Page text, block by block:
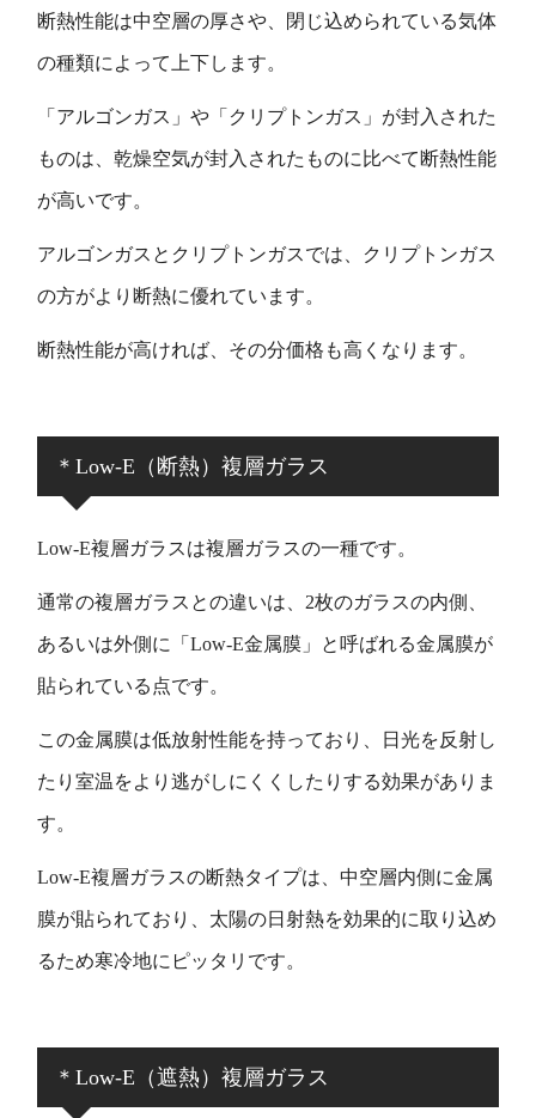
断熱性能は中空層の厚さや、閉じ込められている気体
の種類によって上下します。
「アルゴンガス」や「クリプトンガス」が封入された
ものは、乾燥空気が封入されたものに比べて断熱性能
が高いです。
アルゴンガスとクリプトンガスでは、クリプトンガス
の方がより断熱に優れています。
断熱性能が高ければ、その分価格も高くなります。
＊Low-E（断熱）複層ガラス
Low-E複層ガラスは複層ガラスの一種です。
通常の複層ガラスとの違いは、2枚のガラスの内側、
あるいは外側に「Low-E金属膜」と呼ばれる金属膜が
貼られている点です。
この金属膜は低放射性能を持っており、日光を反射し
たり室温をより逃がしにくくしたりする効果がありま
す。
Low-E複層ガラスの断熱タイプは、中空層内側に金属
膜が貼られており、太陽の日射熱を効果的に取り込め
るため寒冷地にピッタリです。
＊Low-E（遮熱）複層ガラス